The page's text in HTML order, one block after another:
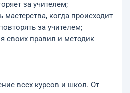
за учителем;
когда происходит
за учителем;
своих правил и методик
всех курсов и школ. От